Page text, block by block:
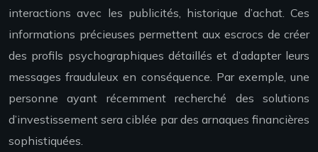
interactions avec les publicités, historique d’achat. Ces
informations précieuses permettent aux escrocs de créer
des profils psychographiques détaillés et d’adapter leurs
messages frauduleux en conséquence. Par exemple, une
personne ayant récemment recherché des solutions
d’investissement sera ciblée par des arnaques financières
sophistiquées.